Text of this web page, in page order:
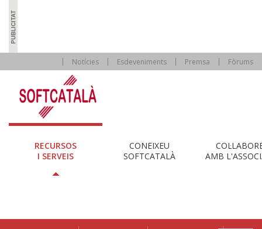
Notícies Esdeveniments Premsa Fòrums
RECURSOS
I SERVEIS
CONEIXEU
SOFTCATALÀ
AMB